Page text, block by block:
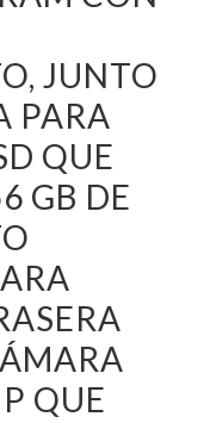
JUNTO
PARA
QUE
GB DE
QUE